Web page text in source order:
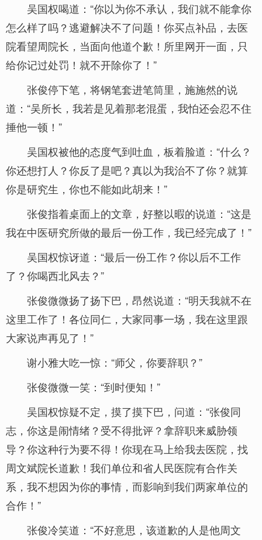
吴国权喝道：“你以为你不承认，我们就不能拿你
怎么样了吗？逃避解决不了问题！你买点补品，去医
院看望周院长，当面向他道个歉！所里网开一面，只
给你记过处罚！就不开除你了！”
张俊停下笔，将钢笔套进笔筒里，施施然的说
道：“吴所长，我若是见着那老混蛋，我怕还会忍不住
捶他一顿！”
吴国权被他的态度气到吐血，板着脸道：“什么？
你还想打人？你反了是吧？真以为我治不了你？就算
你是研究生，你也不能如此胡来！”
张俊指着桌面上的文章，好整以暇的说道：“这是
我在中医研究所做的最后一份工作，我已经完成了！”
吴国权惊讶道：“最后一份工作？你以后不工作
了？你喝西北风去？”
张俊微微扬了扬下巴，昂然说道：“明天我就不在
这里工作了！各位同仁，大家同事一场，我在这里跟
大家说声再见了！”
谢小雅大吃一惊：“师父，你要辞职？”
张俊微微一笑：“到时便知！”
吴国权惊疑不定，摸了摸下巴，问道：“张俊同
志，你这是闹情绪？受不得批评？拿辞职来威胁领
导？你这种行为要不得！你现在马上给我去医院，找
周文斌院长道歉！我们单位和省人民医院有合作关
系，我不想因为你的事情，而影响到我们两家单位的
合作！”
张俊冷笑道：“不好意思，该道歉的人是他周文